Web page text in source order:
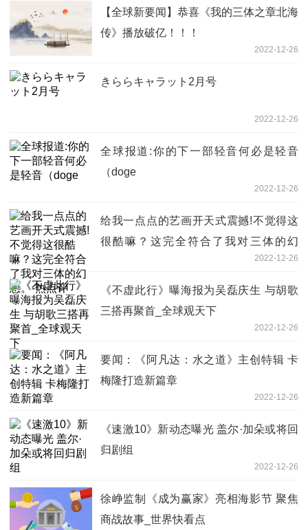
【全球新要闻】恭喜《我的三体之章北海
传》播放破亿！！！
2022-12-26
きららキャラット2月号
2022-12-26
全球报道:你的下一部轻音何必是轻音
（doge
2022-12-26
给我一点点的艺画开天式震撼!不觉得这
很酷嘛？这完全符合了我对三体的幻
2022-12-26
《不虚此行》曝海报为吴磊庆生 与胡歌
三搭再聚首_全球观天下
2022-12-26
要闻：《阿凡达：水之道》主创特辑 卡
梅隆打造新篇章
2022-12-26
《速激10》新动态曝光 盖尔·加朵或将回
归剧组
2022-12-26
徐峥监制《成为赢家》亮相海影节 聚焦
商战故事_世界快看点